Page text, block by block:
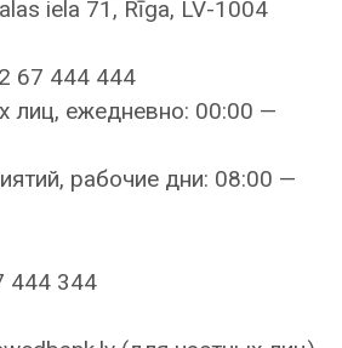
iela 71, Rīga, LV-1004
67 444 444
лиц, ежедневно: 00:00 —
рабочие дни: 08:00 —
444 344